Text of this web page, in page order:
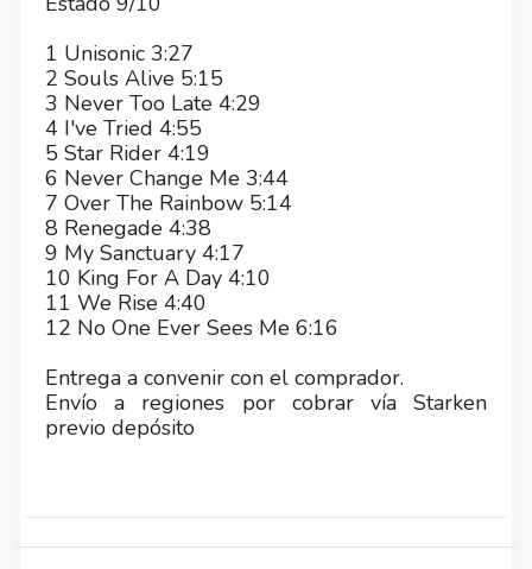
1 Unisonic 3:27
2 Souls Alive 5:15
3 Never Too Late 4:29
4 I've Tried 4:55
5 Star Rider 4:19
6 Never Change Me 3:44
7 Over The Rainbow 5:14
8 Renegade 4:38
9 My Sanctuary 4:17
10 King For A Day 4:10
11 We Rise 4:40
12 No One Ever Sees Me 6:16
Entrega a convenir con el comprador.
Envío a regiones por cobrar vía Starken
previo depósito